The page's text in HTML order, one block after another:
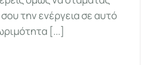
την ενέργεια σε αυτό
[...]